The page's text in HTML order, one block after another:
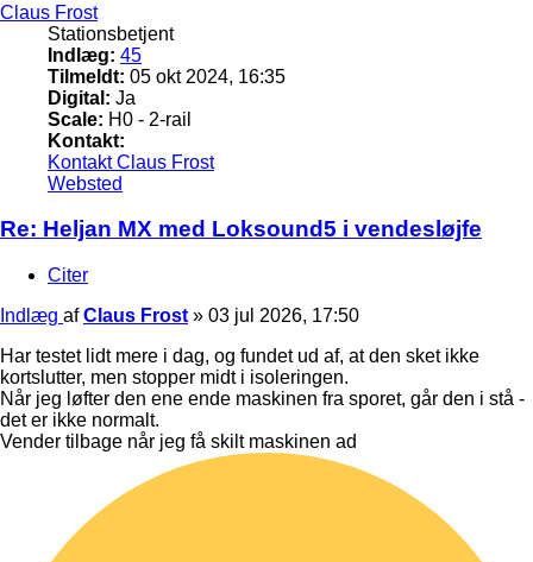
Claus Frost
Stationsbetjent
Indlæg: 45
Tilmeldt: 05 okt 2024, 16:35
Digital: Ja
Scale: H0 - 2-rail
Kontakt:
Kontakt Claus Frost
Websted
Re: Heljan MX med Loksound5 i vendesløjfe
Citer
Indlæg afClaus Frost » 03 jul 2026, 17:50
Har testet lidt mere i dag, og fundet ud af, at den sket ikke
kortslutter, men stopper midt i isoleringen.
Når jeg løfter den ene ende maskinen fra sporet, går den i stå -
det er ikke normalt.
Vender tilbage når jeg få skilt maskinen ad